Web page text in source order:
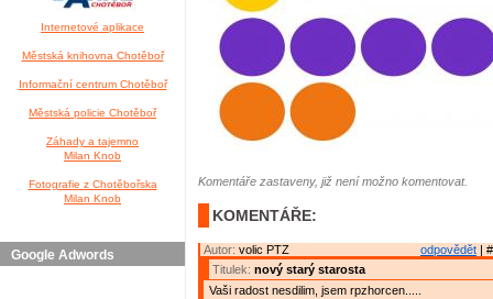
Internetové aplikace
Městská knihovna Chotěboř
Informační centrum Chotěboř
Městská policie Chotěboř
Záhady a tajemno
Milan Knob
Fotografie z Chotěbořska
Milan Knob
Google Adwords
Komentáře zastaveny, již není možno komentovat.
KOMENTÁŘE:
odpovědět |
Autor: volic PTZ
Titulek: nový starý starosta
Vaši radost nesdilim, jsem rpzhorcen.....